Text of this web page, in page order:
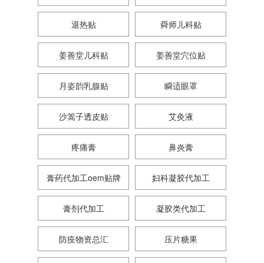
退热贴 舜师儿科贴
姜善堂儿科贴 姜善堂穴位贴
月姿韵乳腺贴 瞬适眼罩
沙篙子透皮贴 艾灸液
疼痛膏 鼻炎膏
膏药代加工oem贴牌 妇科凝胶代加工
膏剂代加工 凝胶类代加工
防疫物资总汇 压片糖果